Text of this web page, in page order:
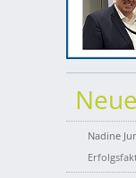
Nadine